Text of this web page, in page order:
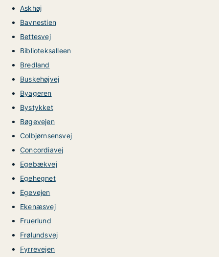
Askhøj
Bavnestien
Bettesvej
Biblioteksalleen
Bredland
Buskehøjvej
Byageren
Bystykket
Bøgevejen
Colbjørnsensvej
Concordiavej
Egebækvej
Egehegnet
Egevejen
Ekenæsvej
Fruerlund
Frølundsvej
Fyrrevejen